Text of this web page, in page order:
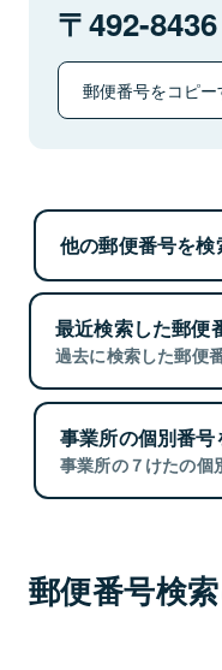
492-8436
郵便番号をコピー
他の郵便番号を検
最近検索した郵便
過去に検索した郵便
事業所の個別番号
事業所の７けたの個
郵便番号検